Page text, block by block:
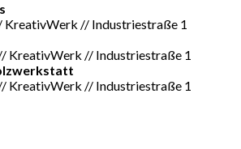
KreativWerk // Industriestraße 1
KreativWerk // Industriestraße 1
KreativWerk // Industriestraße 1